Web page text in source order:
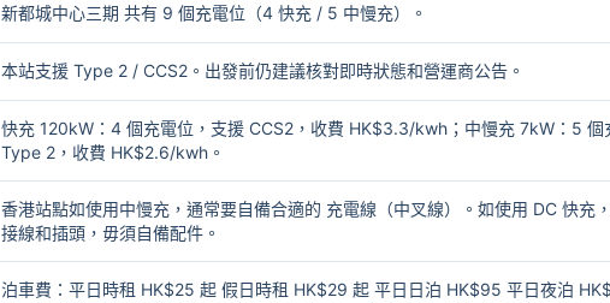
新都城中心三期 共有 9 個充電位（4 快充 / 5 中慢充）。
本站支援 Type 2 / CCS2。出發前仍建議核對即時狀態和營運商公告。
快充 120kW：4 個充電位，支援 CCS2，收費 HK$3.3/kwh；中慢充 7kW：5 個
Type 2，收費 HK$2.6/kwh。
香港站點如使用中慢充，通常要自備合適的 充電線（中叉線）
。如使用 DC 快充
接線和插頭，毋須自備配件。
泊車費：平日時租 HK$25 起 假日時租 HK$29 起 平日日泊 HK$95 平日夜泊